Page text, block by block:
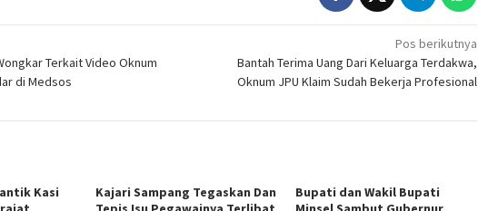
Terkait Video Oknum
di Medsos
Pos berikutnya
Bantah Terima Uang Dari Keluarga Terdakwa,
Oknum JPU Klaim Sudah Bekerja Profesional
Kasi
Kajari Sampang Tegaskan Dan
Bupati dan Wakil Bupati